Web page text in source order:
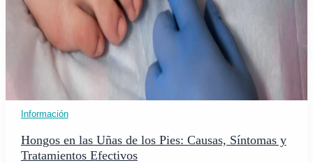
Información
Hongos en las Uñas de los Pies: Causas, Síntomas y
Tratamientos Efectivos